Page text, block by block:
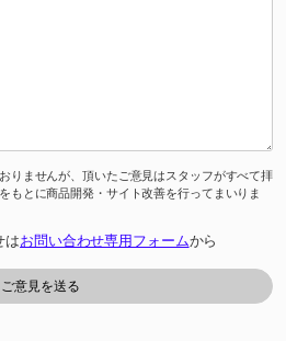
りませんが、頂いたご意見はスタッフがすべて拝
もとに商品開発・サイト改善を行ってまいりま
はお問い合わせ専用フォームから